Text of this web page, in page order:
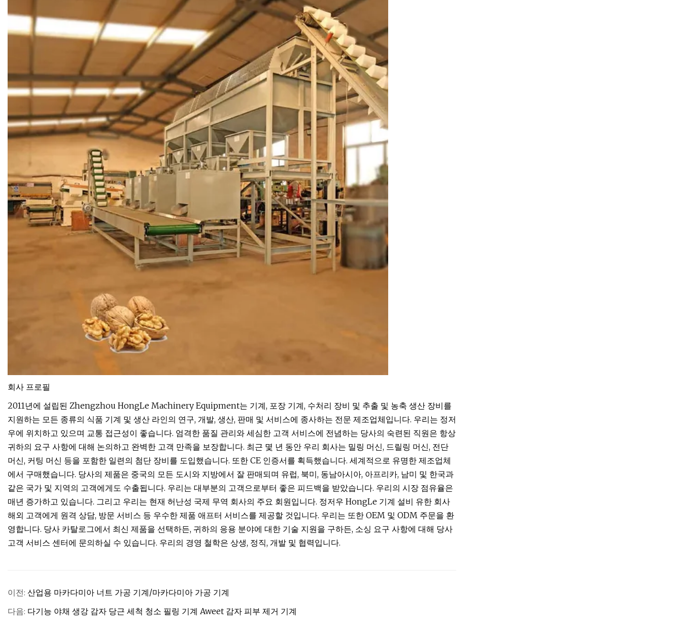
회사 프로필
2011년에 설립된 Zhengzhou HongLe Machinery Equipment는 기계, 포장 기계, 수처리 장비 및 추출 및 농축 생산 장비를
지원하는 모든 종류의 식품 기계 및 생산 라인의 연구, 개발, 생산, 판매 및 서비스에 종사하는 전문 제조업체입니다. 우리는 정저
우에 위치하고 있으며 교통 접근성이 좋습니다. 엄격한 품질 관리와 세심한 고객 서비스에 전념하는 당사의 숙련된 직원은 항상
귀하의 요구 사항에 대해 논의하고 완벽한 고객 만족을 보장합니다. 최근 몇 년 동안 우리 회사는 밀링 머신, 드릴링 머신, 전단
머신, 커팅 머신 등을 포함한 일련의 첨단 장비를 도입했습니다. 또한 CE 인증서를 획득했습니다. 세계적으로 유명한 제조업체
에서 구매했습니다. 당사의 제품은 중국의 모든 도시와 지방에서 잘 판매되며 유럽, 북미, 동남아시아, 아프리카, 남미 및 한국과
같은 국가 및 지역의 고객에게도 수출됩니다. 우리는 대부분의 고객으로부터 좋은 피드백을 받았습니다. 우리의 시장 점유율은
매년 증가하고 있습니다. 그리고 우리는 현재 허난성 국제 무역 회사의 주요 회원입니다. 정저우 HongLe 기계 설비 유한 회사
해외 고객에게 원격 상담, 방문 서비스 등 우수한 제품 애프터 서비스를 제공할 것입니다. 우리는 또한 OEM 및 ODM 주문을 환
영합니다. 당사 카탈로그에서 최신 제품을 선택하든, 귀하의 응용 분야에 대한 기술 지원을 구하든, 소싱 요구 사항에 대해 당사
고객 서비스 센터에 문의하실 수 있습니다. 우리의 경영 철학은 상생, 정직, 개발 및 협력입니다.
이전: 산업용 마카다미아 너트 가공 기계/마카다미아 가공 기계
다음: 다기능 야채 생강 감자 당근 세척 청소 필링 기계 Aweet 감자 피부 제거 기계